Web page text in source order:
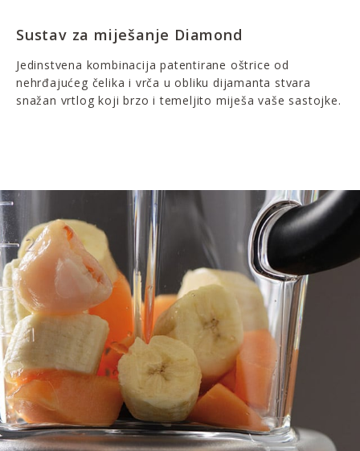
Sustav za miješanje Diamond
Jedinstvena kombinacija patentirane oštrice od
nehrđajućeg čelika i vrča u obliku dijamanta stvara
snažan vrtlog koji brzo i temeljito miješa vaše sastojke.